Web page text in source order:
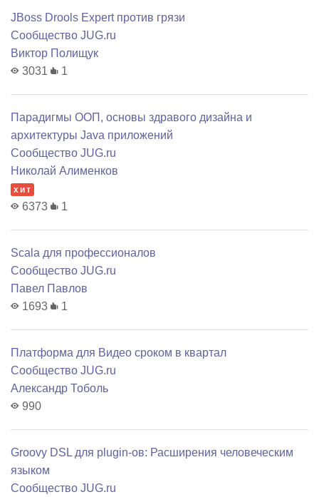
JBoss Drools Expert против грязи
Сообщество JUG.ru
Виктор Полищук
3031
1
Парадигмы ООП, основы здравого дизайна и
архитектуры Java приложений
Сообщество JUG.ru
Николай Алименков
хит
6373 1
Scala для профессионалов
Сообщество JUG.ru
Павел Павлов
1693
1
Платформа для Видео сроком в квартал
Сообщество JUG.ru
Александр Тоболь
990
Groovy DSL для plugin-ов: Расширения человеческим
языком
Сообщество JUG.ru